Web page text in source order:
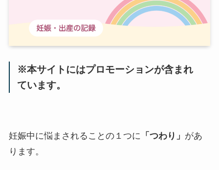
※本サイトにはプロモーションが含まれ
ています。
妊娠中に悩まされることの１つに 「つわり」 があ
ります。